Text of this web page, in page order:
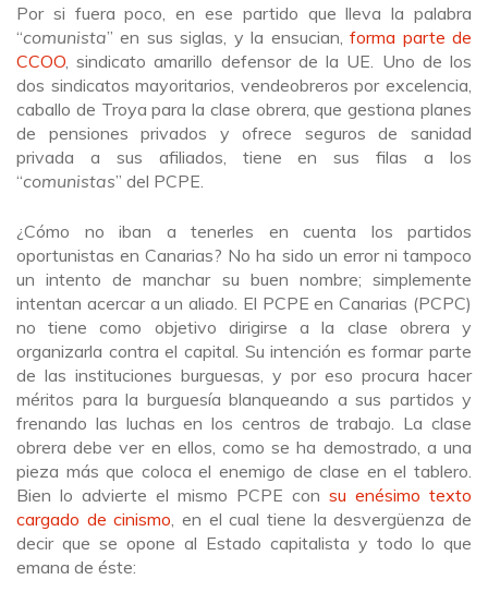
Por si fuera poco, en ese partido que lleva la palabra
“comunista” en sus siglas, y la ensucian,forma parte de
CCOO , sindicato amarillo defensor de la UE. Uno de los
dos sindicatos mayoritarios, vendeobreros por excelencia,
caballo de Troya para la clase obrera, que gestiona planes
de pensiones privados y ofrece seguros de sanidad
privada a sus afiliados, tiene en sus filas a los
“comunistas” del PCPE.
¿Cómo no iban a tenerles en cuenta los partidos
oportunistas en Canarias? No ha sido un error ni tampoco
un intento de manchar su buen nombre; simplemente
intentan acercar a un aliado. El PCPE en Canarias (PCPC)
no tiene como objetivo dirigirse a la clase obrera y
organizarla contra el capital. Su intención es formar parte
de las instituciones burguesas, y por eso procura hacer
méritos para la burguesía blanqueando a sus partidos y
frenando las luchas en los centros de trabajo. La clase
obrera debe ver en ellos, como se ha demostrado, a una
pieza más que coloca el enemigo de clase en el tablero.
Bien lo advierte el mismo PCPE con su enésimo texto
cargado de cinismo , en el cual tiene la desvergüenza de
decir que se opone al Estado capitalista y todo lo que
emana de éste: